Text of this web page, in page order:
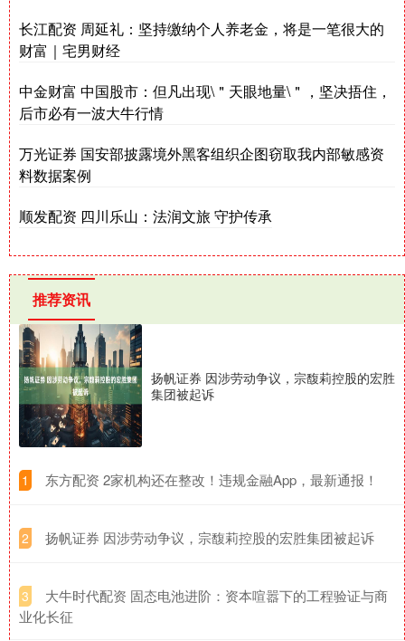
长江配资 周延礼：坚持缴纳个人养老金，将是一笔很大的
财富｜宅男财经
中金财富 中国股市：但凡出现\＂天眼地量\＂，坚决捂住，
后市必有一波大牛行情
万光证券 国安部披露境外黑客组织企图窃取我内部敏感资
料数据案例
顺发配资 四川乐山：法润文旅 守护传承
推荐资讯
扬帆证券 因涉劳动争议，宗馥莉控股的宏胜
集团被起诉
1 ​东方配资 2家机构还在整改！违规金融App，最新通报！
2 ​扬帆证券 因涉劳动争议，宗馥莉控股的宏胜集团被起诉
3
​大牛时代配资 固态电池进阶：资本喧嚣下的工程验证与商
业化长征